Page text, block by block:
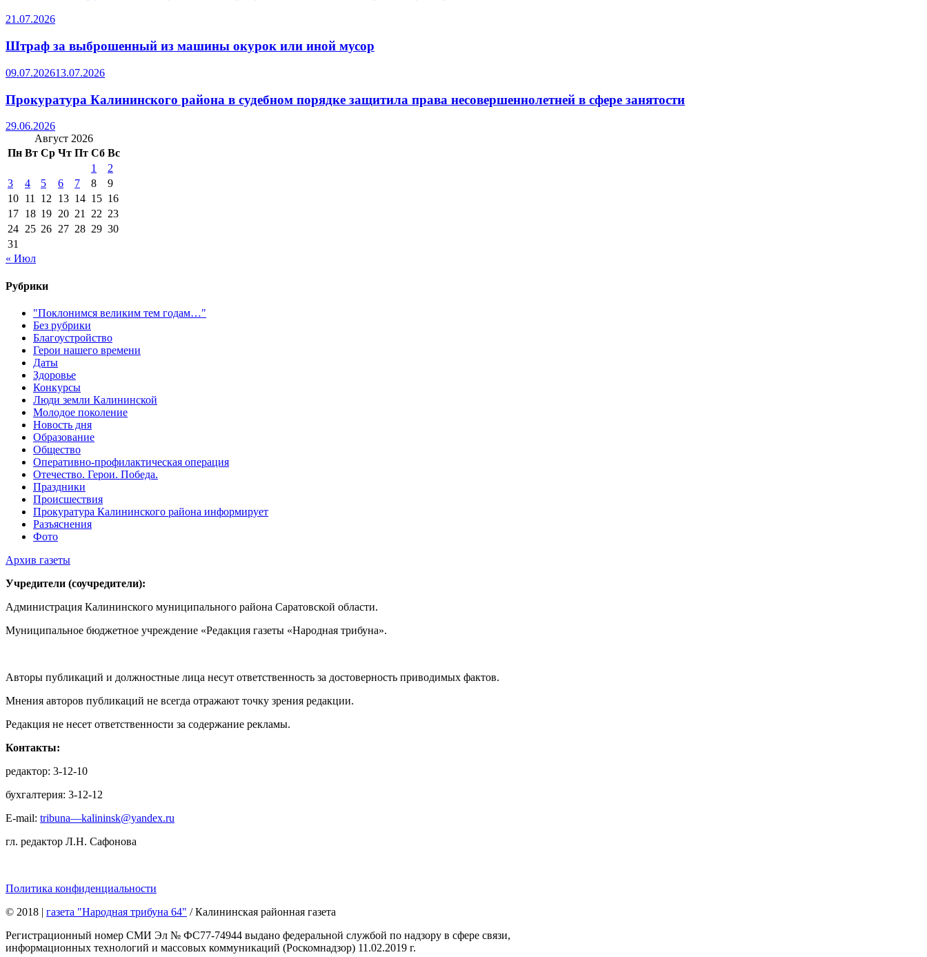
21.07.2026
Штраф за выброшенный из машины окурок или иной мусор
09.07.202613.07.2026
Прокуратура Калининского района в судебном порядке защитила права несовершеннолетней в сфере занятости
29.06.2026
Август 2026
Пн Вт Ср Чт Пт Сб Вс
1
2
3
4 5 6 7 8
9
10 11 12 13 14 15 16
17 18 19 20 21 22 23
24 25 26 27 28 29 30
31
« Июл
Рубрики
"Поклонимся великим тем годам…"
Без рубрики
Благоустройство
Герои нашего времени
Даты
Здоровье
Конкурсы
Люди земли Калининской
Молодое поколение
Новость дня
Образование
Общество
Оперативно-профилактическая операция
Отечество. Герои. Победа.
Праздники
Происшествия
Прокуратура Калининского района информирует
Разъяснения
Фото
Архив газеты
Учредители (соучредители):
Администрация Калининского муниципального района Саратовской области.
Муниципальное бюджетное учреждение «Редакция газеты «Народная трибуна».
Авторы публикаций и должностные лица несут ответственность за достоверность приводимых фактов.
Мнения авторов публикаций не всегда отражают точку зрения редакции.
Редакция не несет ответственности за содержание рекламы.
Контакты:
редактор: 3-12-10
бухгалтерия: 3-12-12
E-mail: tribuna—kalininsk@yandex.ru
гл. редактор Л.Н. Сафонова
Политика конфиденциальности
© 2018 | газета "Народная трибуна 64" / Калининская районная газета
Регистрационный номер СМИ Эл № ФС77-74944 выдано федеральной службой по надзору в сфере связи,
информационных технологий и массовых коммуникаций (Роскомнадзор) 11.02.2019 г.